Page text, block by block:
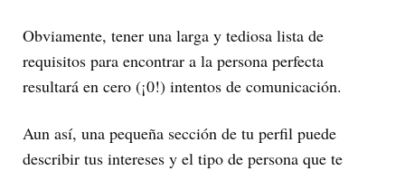
Obviamente, tener una larga y tediosa lista de
requisitos para encontrar a la persona perfecta
resultará en cero (¡0!) intentos de comunicación.
Aun así, una pequeña sección de tu perfil puede
describir tus intereses y el tipo de persona que te